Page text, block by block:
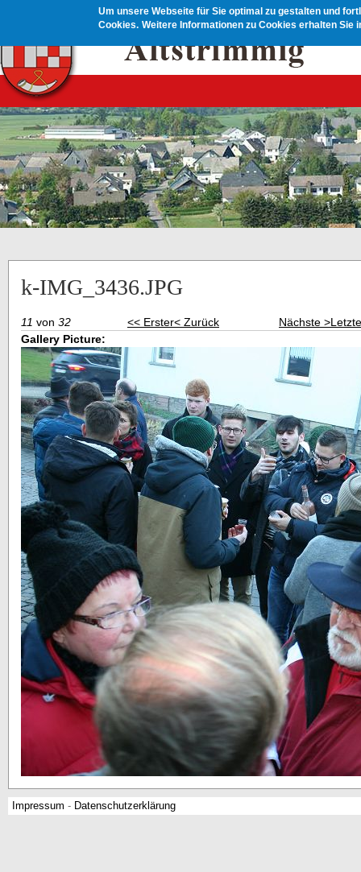
Um unsere Webseite für Sie optimal zu gestalten und
Cookies. Weitere Informationen zu Cookies erhalten Sie
k-IMG_3436.JPG
11 von 32 << Erster< Zurück Nächste >
Gallery Picture:
Impressum - Datenschutzerklärung